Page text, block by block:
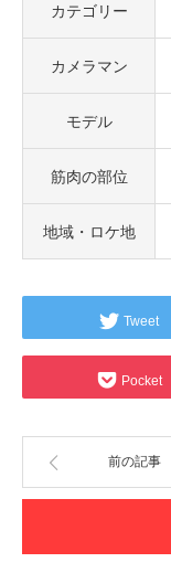
カテゴリー
カメラマン
モデル
筋肉の部位
地域・ロケ地
Tweet
Pocket
前の記事